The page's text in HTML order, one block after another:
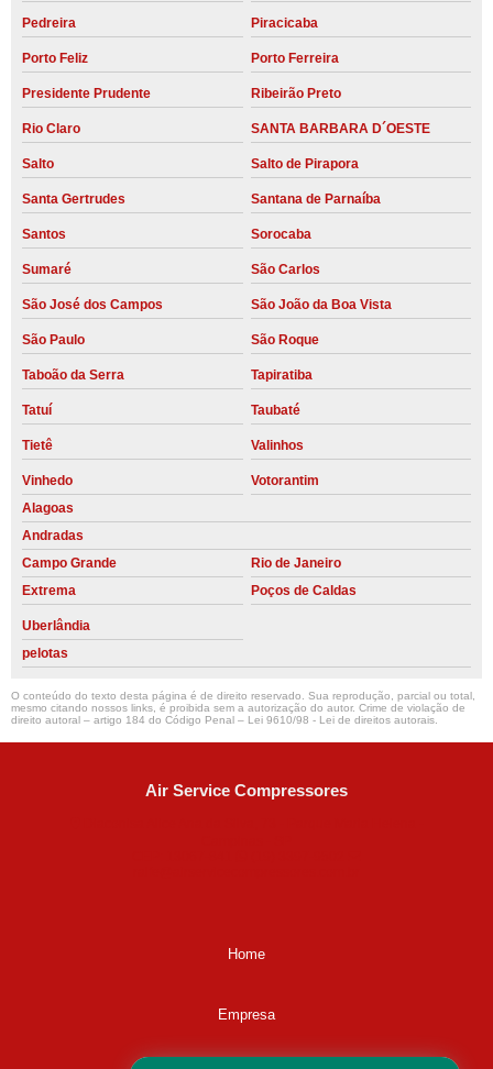
Pedreira Piracicaba
Porto Feliz Porto Ferreira
Presidente Prudente Ribeirão Preto
Rio Claro SANTA BARBARA D´OESTE
Salto Salto de Pirapora
Santa Gertrudes Santana de Parnaíba
Santos Sorocaba
Sumaré São Carlos
São José dos Campos São João da Boa Vista
São Paulo São Roque
Taboão da Serra Tapiratiba
Tatuí Taubaté
Tietê Valinhos
Vinhedo
Votorantim
Alagoas
Andradas
Campo Grande
Rio de Janeiro
Extrema
Poços de Caldas
Uberlândia
pelotas
O conteúdo do texto desta página é de direito reservado. Sua reprodução, parcial ou total,
mesmo citando nossos links, é proibida sem a autorização do autor. Crime de violação de
direito autoral – artigo 184 do Código Penal – Lei 9610/98 - Lei de direitos autorais.
Air Service Compressores
Home
Empresa